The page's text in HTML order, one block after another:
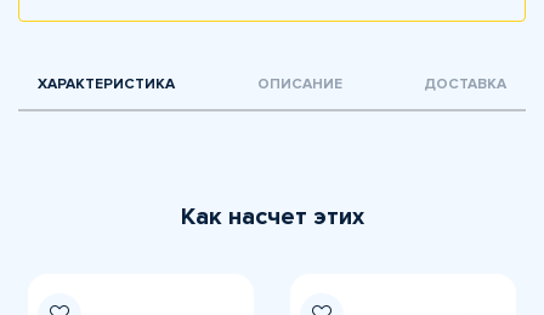
ХАРАКТЕРИСТИКА ОПИСАНИЕ ДОСТАВКА
Как насчет этих